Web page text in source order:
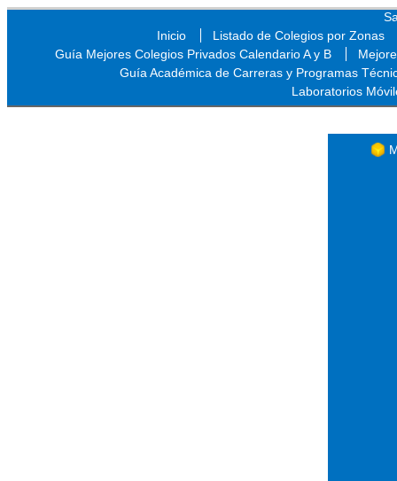
Inicio
Listado de Colegios por Zonas
Guía Mejores Colegios Privados Calendario A y B
Guía Académica de Carreras y Programas
Laboratorios